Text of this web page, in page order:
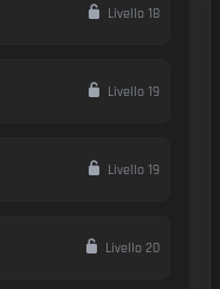
Livello 18
Livello 19
Livello 19
Livello 20